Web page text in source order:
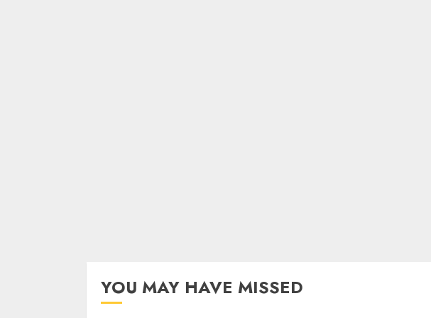
YOU MAY HAVE MISSED